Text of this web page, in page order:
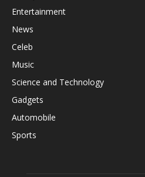
Entertainment
News
Celeb
Music
Science and Technology
Gadgets
Automobile
Sports